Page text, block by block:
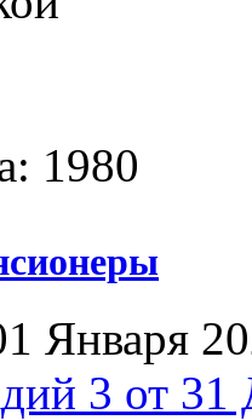
1980
Января
3 от